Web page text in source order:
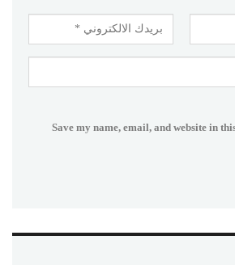
Save my name, email, and website in